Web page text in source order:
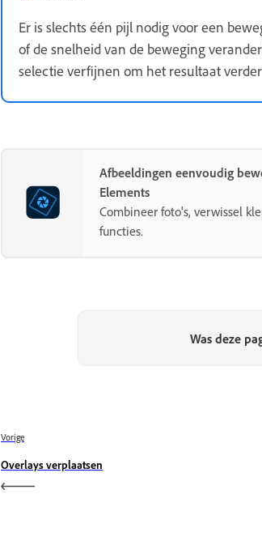
Er is slechts één pijl nodig voor een
of de snelheid van de beweging
selectie verfijnen om het resultaat
Afbeeldingen eenvoudig
Elements
Combineer foto's, verwissel
functies.
Was deze
Vorige
Overlays verplaatsen